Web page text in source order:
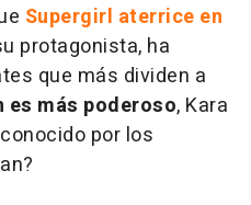
Supergirl aterrice en
protagonista, ha
que más dividen a
es más poderoso, Kara
por los